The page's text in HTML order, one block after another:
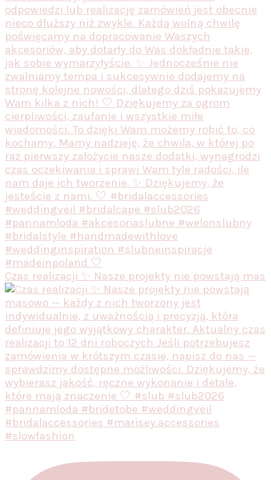
Czas realizacji ✨ Nasze projekty nie powstają mas